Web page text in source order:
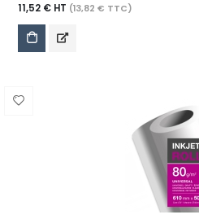
11,52 € HT (13,82 € TTC)